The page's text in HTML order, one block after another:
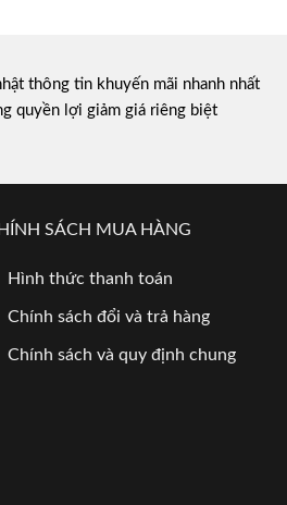
thông tin khuyến mãi nhanh nhất
quyền lợi giảm giá riêng biệt
SÁCH MUA HÀNG
Hình thức thanh toán
Chính sách đổi và trả hàng
Chính sách và quy định chung